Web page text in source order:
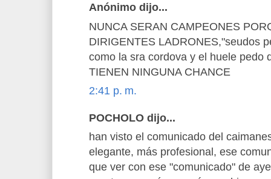
Anónimo dijo...
NUNCA SERAN CAMPEONES
DIRIGENTES LADRONES,"seudos
como la sra cordova y el huele pedo
TIENEN NINGUNA CHANCE
2:41 p. m.
POCHOLO dijo...
han visto el comunicado del
elegante, más profesional, ese
que ver con ese "comunicado" de